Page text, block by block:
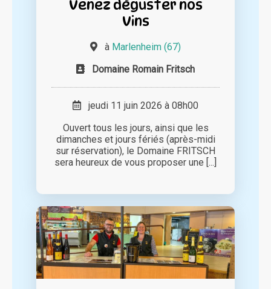
Venez déguster nos
Vins
à Marlenheim (67)
Domaine Romain Fritsch
jeudi 11 juin 2026 à 08h00
Ouvert tous les jours, ainsi que les
dimanches et jours fériés (après-midi
sur réservation), le Domaine FRITSCH
sera heureux de vous proposer une [...]